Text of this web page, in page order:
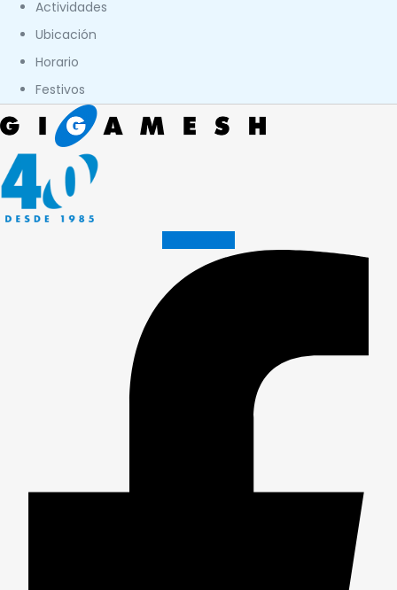
Actividades
Ubicación
Horario
Festivos